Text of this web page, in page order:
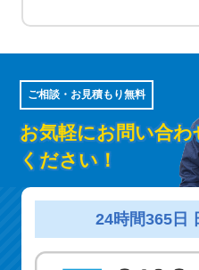
ご相談・お見積もり無料
お気軽にお問い合わ
ください！
24時間365日